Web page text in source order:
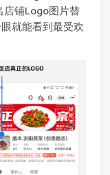
店铺Logo图片替
就能看到最受欢